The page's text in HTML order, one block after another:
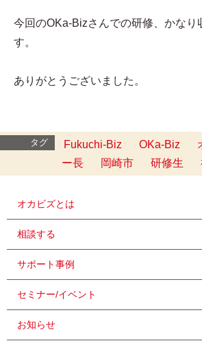
今回のOKa-Bizさんでの研修、かなり
す。
ありがとうございました。
タグ Fukuchi-Biz OKa-Biz
ー長
岡崎市 研修生
オカビズとは
相談する
サポート事例
セミナー/イベント
お知らせ